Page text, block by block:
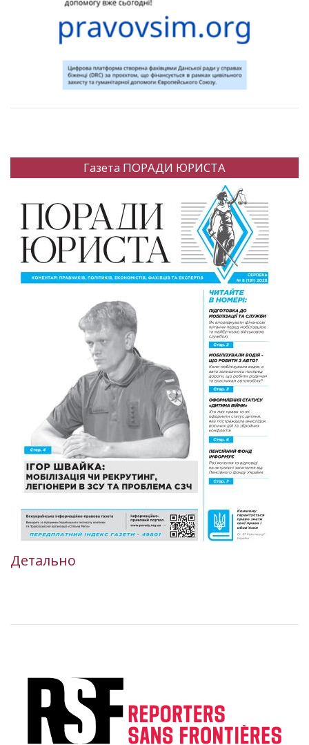
Газета ПОРАДИ ЮРИСТА
Детально